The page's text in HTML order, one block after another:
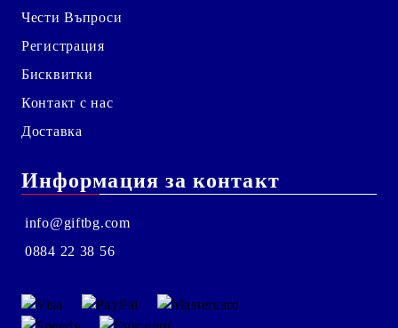
Чести Въпроси
Регистрация
Бисквитки
Контакт с нас
Доставка
Информация за контакт
info@giftbg.com
0884 22 38 56